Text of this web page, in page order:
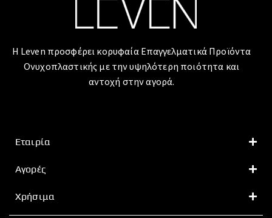
Η Leven προσφέρει κορυφαία Επαγγελματικά Προϊόντα
Ονυχοπλαστικής με την υψηλότερη ποιότητα και
αντοχή στην αγορά.
Εταιρία
Αγορές
Χρήσιμα